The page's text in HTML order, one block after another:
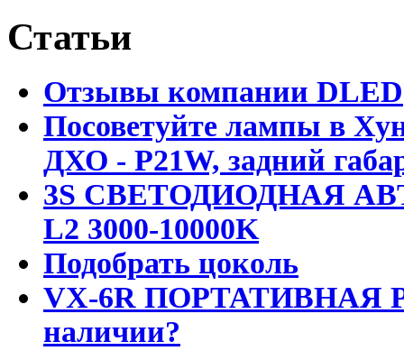
Статьи
Отзывы компании DLED
Посоветуйте лампы в
ДХО - P21W, задний
3S СВЕТОДИОДНАЯ
L2 3000-10000K
Подобрать цоколь
VX-6R ПОРТАТИВНАЯ
наличии?